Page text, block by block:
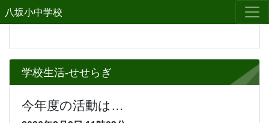
八坂小中学校
学校生活-せせらぎ
今年度の活動は…